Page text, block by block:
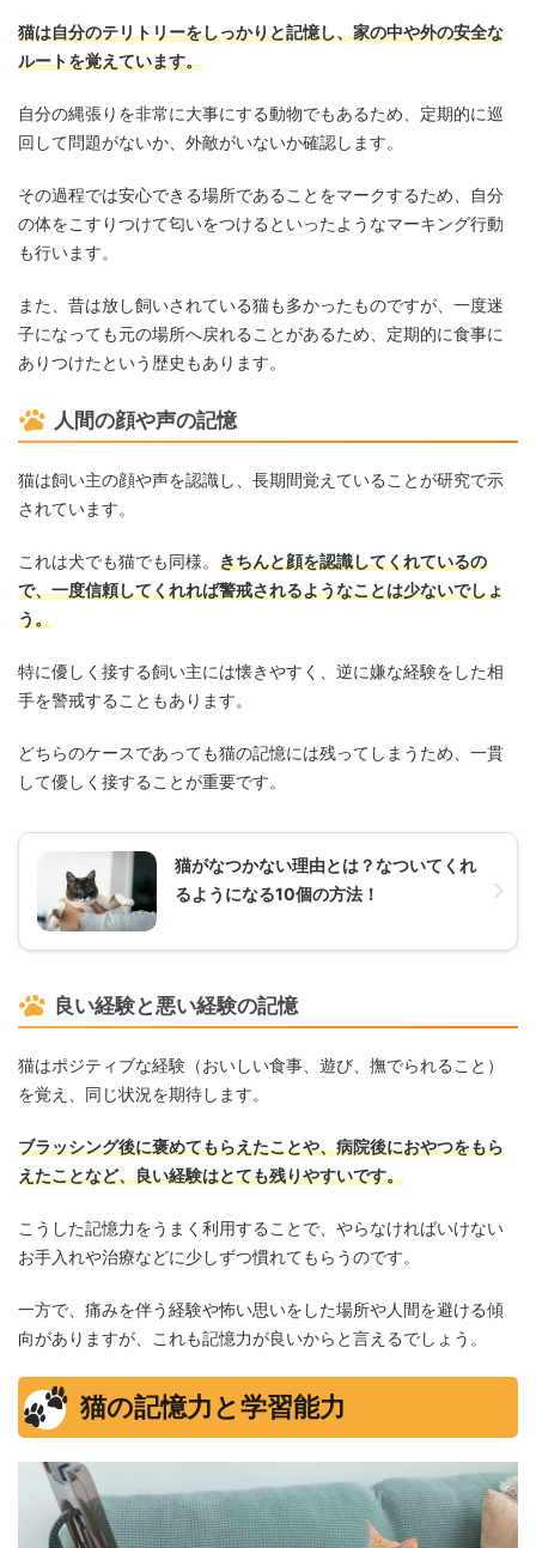
猫は自分のテリトリーをしっかりと記憶し、家の中や外の安全な
ルートを覚えています。
自分の縄張りを非常に大事にする動物でもあるため、定期的に巡
回して問題がないか、外敵がいないか確認します。
その過程では安心できる場所であることをマークするため、自分
の体をこすりつけて匂いをつけるといったようなマーキング行動
も行います。
また、昔は放し飼いされている猫も多かったものですが、一度迷
子になっても元の場所へ戻れることがあるため、定期的に食事に
ありつけたという歴史もあります。
人間の顔や声の記憶
猫は飼い主の顔や声を認識し、長期間覚えていることが研究で示
されています。
これは犬でも猫でも同様。 きちんと顔を認識してくれているの
で、一度信頼してくれれば警戒されるようなことは少ないでしょ
う。
特に優しく接する飼い主には懐きやすく、逆に嫌な経験をした相
手を警戒することもあります。
どちらのケースであっても猫の記憶には残ってしまうため、一貫
して優しく接することが重要です。
猫がなつかない理由とは？なついてくれ
るようになる10個の方法！
良い経験と悪い経験の記憶
猫はポジティブな経験（おいしい食事、遊び、撫でられること）
を覚え、同じ状況を期待します。
ブラッシング後に褒めてもらえたことや、病院後におやつをもら
えたことなど、良い経験はとても残りやすいです。
こうした記憶力をうまく利用することで、やらなければいけない
お手入れや治療などに少しずつ慣れてもらうのです。
一方で、痛みを伴う経験や怖い思いをした場所や人間を避ける傾
向がありますが、これも記憶力が良いからと言えるでしょう。
猫の記憶力と学習能力